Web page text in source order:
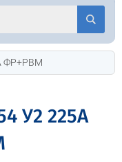
ФР+РВМ
У2 225А